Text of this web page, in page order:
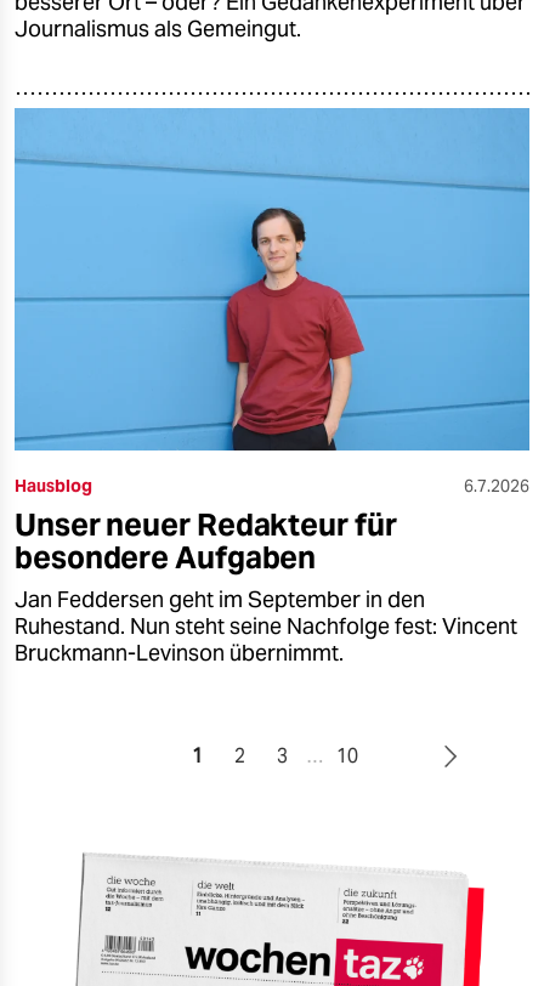
Journalismus als Gemeingut.
Hausblog 6.7.2026
Unser neuer Redakteur für
besondere Aufgaben
Jan Feddersen geht im September in den
Ruhestand. Nun steht seine Nachfolge fest: Vincent
Bruckmann-Levinson übernimmt.
1 2 3 … 10